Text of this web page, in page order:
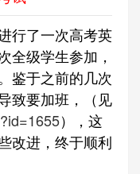
行了一次高考英
全级学生参加，
鉴于之前的几次
致要加班，（见
），这
改进，终于顺利